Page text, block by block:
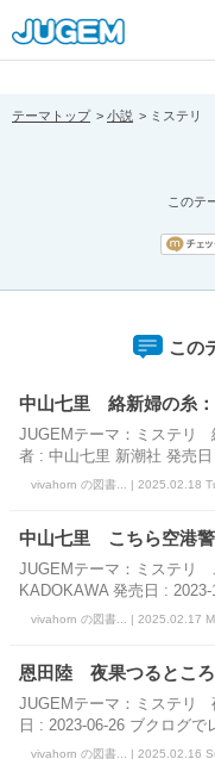
[pear_error:
prefix="" info=""]
テーマトップ 小説 ミステリ
このテ
この
中山七里 絡新婦の糸
JUGEMテーマ：ミステリ
者 : 中山七里 新潮社 発売日
vivahorn の図書... | 2025.02.18
中山七里 こちら空港
JUGEMテーマ：ミステリ
KADOKAWA 発売日 :
vivahorn の図書... | 2025.02.17
恩田陸 夜果つるところ
JUGEMテーマ：ミステリ
日 : 2023-06-26 ブクログで
vivahorn の図書... | 2025.02.16